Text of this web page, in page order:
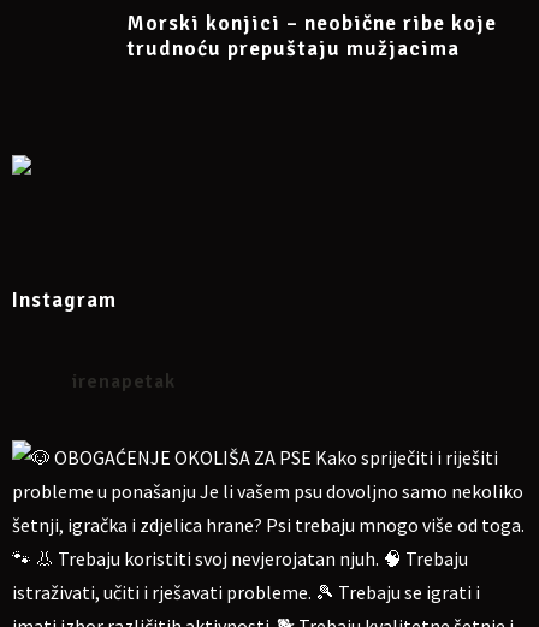
Morski konjici – neobične ribe koje
trudnoću prepuštaju mužjacima
Instagram
irenapetak